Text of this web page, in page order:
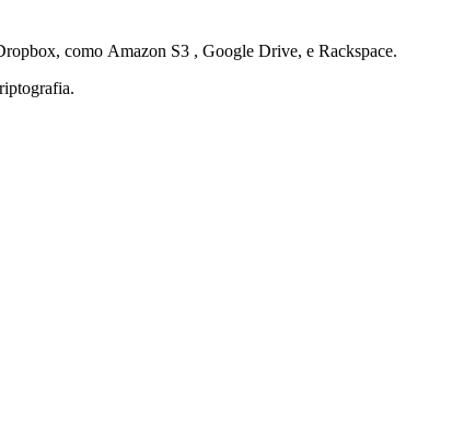
como Amazon S3 , Google Drive, e Rackspace.